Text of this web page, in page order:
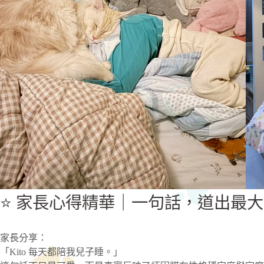
⭐ 家長心得精華｜一句話，道出最
家長分享：
「Kito 每天都陪我兒子睡。」